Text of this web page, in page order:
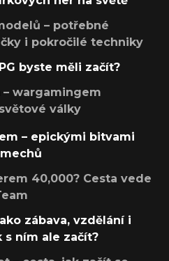
– potřebné
i pokročilé techniky
byste měli začít?
wargamingem
války
– epickými bitvami
40,000? Cesta vede
zábava, vzdělání i
s ním ale začít?